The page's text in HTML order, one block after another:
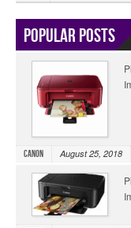
Popular Posts
Canon August 25, 2018